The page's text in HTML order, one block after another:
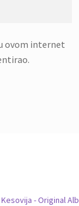
ovom internet